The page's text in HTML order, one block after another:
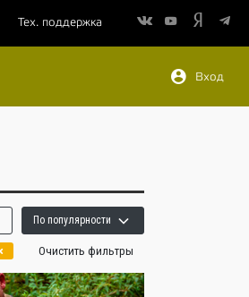
Тех. поддержка
Вход
По популярности
Очистить фильтры